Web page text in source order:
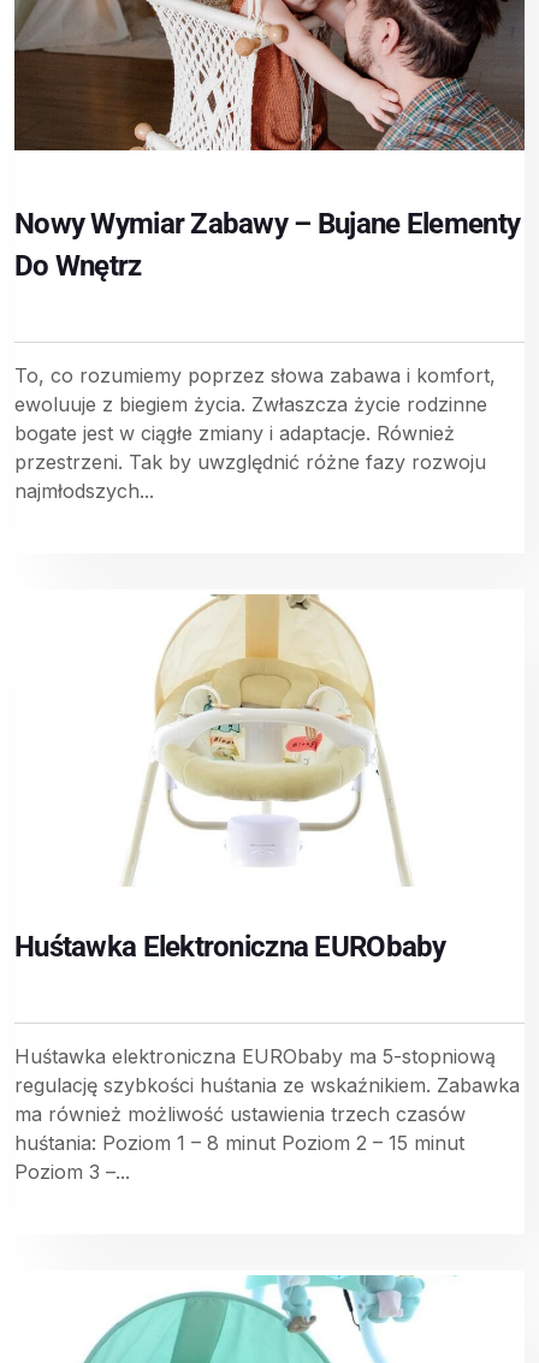
Nowy Wymiar Zabawy – Bujane Elementy
Do Wnętrz
To, co rozumiemy poprzez słowa zabawa i komfort,
ewoluuje z biegiem życia. Zwłaszcza życie rodzinne
bogate jest w ciągłe zmiany i adaptacje. Również
przestrzeni. Tak by uwzględnić różne fazy rozwoju
najmłodszych...
Huśtawka Elektroniczna EURObaby
Huśtawka elektroniczna EURObaby ma 5-stopniową
regulację szybkości huśtania ze wskaźnikiem. Zabawka
ma również możliwość ustawienia trzech czasów
huśtania: Poziom 1 – 8 minut Poziom 2 – 15 minut
Poziom 3 –...